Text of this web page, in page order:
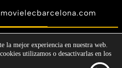
legal |
de
DESIGN BY
DIGITAL
REVOLUTION
la mejor experiencia en nuestra web.
utilizamos o desactivarlas en los